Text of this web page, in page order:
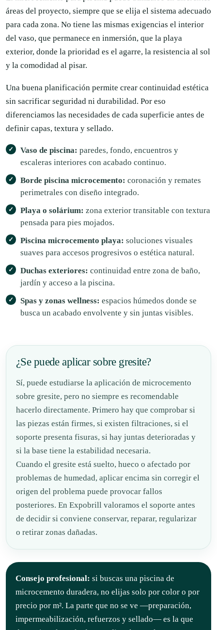
áreas del proyecto, siempre que se elija el sistema adecuado
para cada zona. No tiene las mismas exigencias el interior
del vaso, que permanece en inmersión, que la playa
exterior, donde la prioridad es el agarre, la resistencia al sol
y la comodidad al pisar.
Una buena planificación permite crear continuidad estética
sin sacrificar seguridad ni durabilidad. Por eso
diferenciamos las necesidades de cada superficie antes de
definir capas, textura y sellado.
Vaso de piscina: paredes, fondo, encuentros y
escaleras interiores con acabado continuo.
Borde piscina microcemento: coronación y remates
perimetrales con diseño integrado.
Playa o solárium: zona exterior transitable con textura
pensada para pies mojados.
Piscina microcemento playa: soluciones visuales
suaves para accesos progresivos o estética natural.
Duchas exteriores: continuidad entre zona de baño,
jardín y acceso a la piscina.
Spas y zonas wellness: espacios húmedos donde se
busca un acabado envolvente y sin juntas visibles.
¿Se puede aplicar sobre gresite?
Sí, puede estudiarse la aplicación de microcemento
sobre gresite, pero no siempre es recomendable
hacerlo directamente. Primero hay que comprobar si
las piezas están firmes, si existen filtraciones, si el
soporte presenta fisuras, si hay juntas deterioradas y
si la base tiene la estabilidad necesaria.
Cuando el gresite está suelto, hueco o afectado por
problemas de humedad, aplicar encima sin corregir el
origen del problema puede provocar fallos
posteriores. En Expobrill valoramos el soporte antes
de decidir si conviene conservar, reparar, regularizar
o retirar zonas dañadas.
Consejo profesional: si buscas una piscina de
microcemento duradera, no elijas solo por color o por
precio por m². La parte que no se ve —preparación,
impermeabilización, refuerzos y sellado— es la que